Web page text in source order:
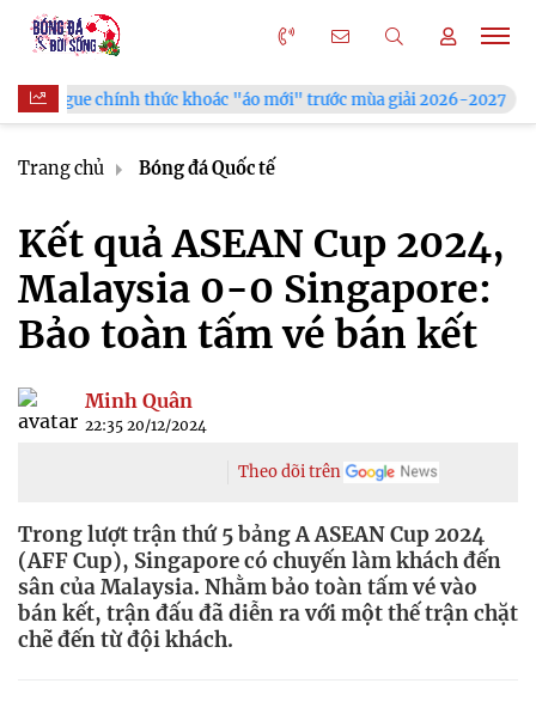
chính thức khoác "áo mới" trước mùa giải 2026-2027 Xã
Trang chủ Bóng đá Quốc tế
Kết quả ASEAN Cup 2024,
Malaysia 0-0 Singapore:
Bảo toàn tấm vé bán kết
Minh Quân
22:35 20/12/2024
Theo dõi trên
Trong lượt trận thứ 5 bảng A ASEAN Cup 2024
(AFF Cup), Singapore có chuyến làm khách đến
sân của Malaysia. Nhằm bảo toàn tấm vé vào
bán kết, trận đấu đã diễn ra với một thế trận chặt
chẽ đến từ đội khách.